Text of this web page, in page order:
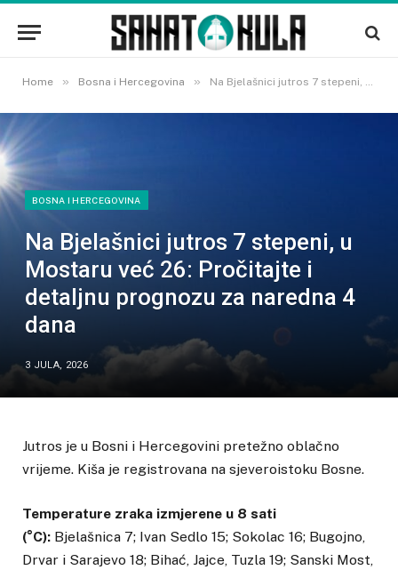
Home » Bosna i Hercegovina » Na Bjelašnici jutros 7 stepeni, u Mostaru već 26: Pročitajte i detaljnu prognozu za naredna 4 dana
BOSNA I HERCEGOVINA
Na Bjelašnici jutros 7 stepeni, u
Mostaru već 26: Pročitajte i
detaljnu prognozu za naredna 4
dana
3 JULA, 2026
Jutros je u Bosni i Hercegovini pretežno oblačno
vrijeme. Kiša je registrovana na sjeveroistoku Bosne.
Temperature zraka izmjerene u 8 sati
(°C): Bjelašnica 7; Ivan Sedlo 15; Sokolac 16; Bugojno,
Drvar i Sarajevo 18; Bihać, Jajce, Tuzla 19; Sanski Most,